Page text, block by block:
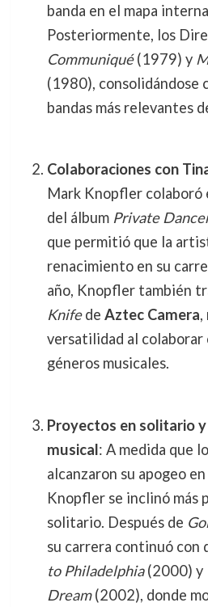
banda en el mapa
Posteriormente, los
Communiqué(1979) y
(1980), consolidándose
bandas más relevantes
Colaboraciones con
Mark Knopfler colaboró
del álbum Private
que permitió que la
renacimiento en su
año, Knopfler también
Knifede Aztec Camera,
versatilidad al
géneros musicales.
Proyectos en solitario
musical: A medida que
alcanzaron su apogeo
Knopfler se inclinó más
solitario. Después de
su carrera continuó con
to Philadelphia(2000) y
Dream(2002), donde